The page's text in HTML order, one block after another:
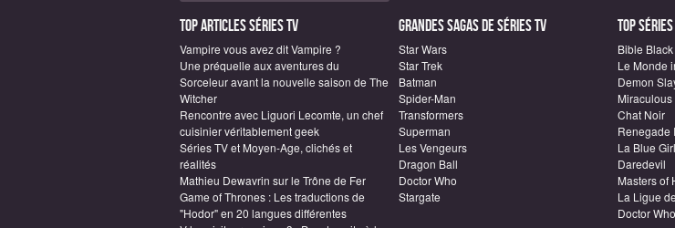
Top articles Séries TV
Vampire vous avez dit Vampire ?
Une préquelle aux aventures du
Sorceleur avant la nouvelle saison de The
Witcher
Rencontre avec Liguori Lecomte, un chef
cuisinier véritablement geek
Séries TV et Moyen-Age, clichés et
réalités
Mathieu Dewavrin sur le Trône de Fer
Game of Thrones : Les traductions de
"Hodor" en 20 langues différentes
Grandes sagas de Séries TV
Star Wars
Star Trek
Batman
Spider-Man
Transformers
Superman
Les Vengeurs
Dragon Ball
Doctor Who
Stargate
Top
Bible Black
Le Monde
Demon
Chat Noir
Renegade
La Blue Girl
Daredevil
Masters of
La Ligue
Doctor Who